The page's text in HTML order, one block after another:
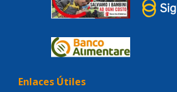
Enlaces Útiles